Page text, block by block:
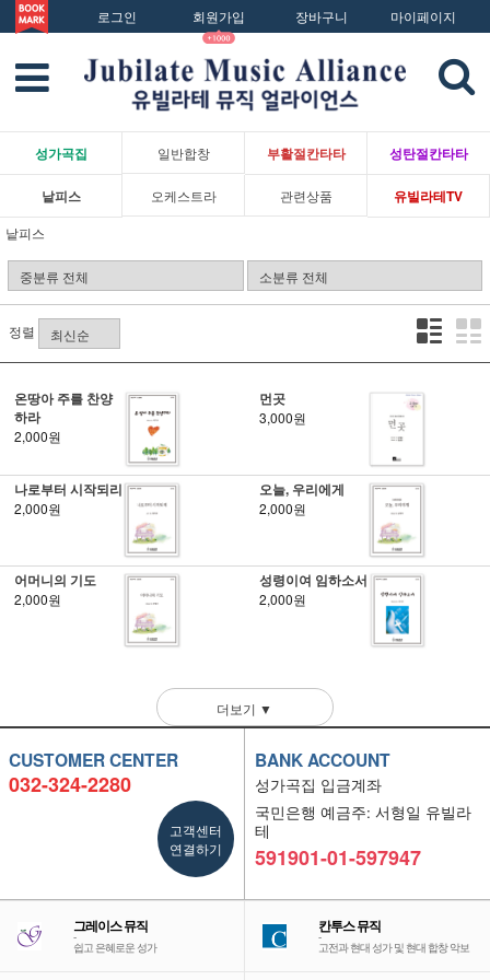
로그인 회원가입 장바구니 마이페이지
성가곡집 일반합창 부활절칸타타 성탄절칸타타
낱피스 오케스트라 관련상품 유빌라테TV
낱피스
정렬
온땅아 주를 찬양
하라
2,000원
먼곳
3,000원
나로부터 시작되리
2,000원
오늘, 우리에게
2,000원
어머니의 기도
2,000원
성령이여 임하소서
2,000원
더보기 ▼
CUSTOMER CENTER
032-324-2280
고객센터
연결하기
BANK ACCOUNT
성가곡집 입금계좌
국민은행 예금주: 서형일 유빌라
테
591901-01-597947
그레이스 뮤직
-
쉽고 은혜로운 성가
칸투스 뮤직
-
고전과 현대 성가 및 현대 합창 악보